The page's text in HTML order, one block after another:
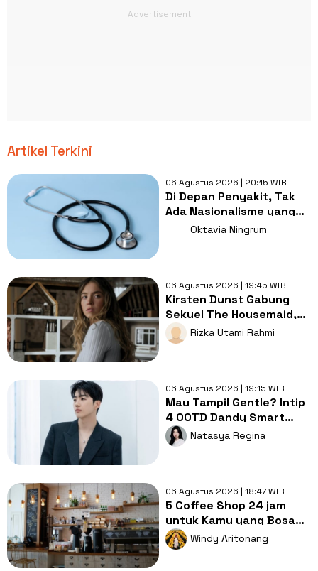
Artikel Terkini
06 Agustus 2026 | 20:15 WIB
Di Depan Penyakit, Tak
Ada Nasionalisme yang
Lebih Penting dari
Oktavia Ningrum
06 Agustus 2026 | 19:45 WIB
Kirsten Dunst Gabung
Sekuel The Housemaid,
Intip Sinopsis dan Jadwal
Tayang
Rizka Utami Rahmi
06 Agustus 2026 | 19:15 WIB
Mau Tampil Gentle? Intip
4 OOTD Dandy Smart
Casual ala Kang Hoon
Natasya Regina
06 Agustus 2026 | 18:47 WIB
5 Coffee Shop 24 jam
untuk Kamu yang Bosan
Nugas di Kos
Windy Aritonang